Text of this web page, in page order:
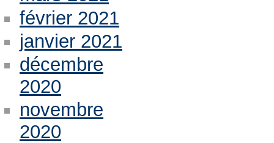
février 2021
janvier 2021
décembre
2020
novembre
2020